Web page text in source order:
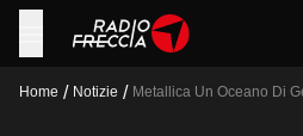
Home / Notizie / Metallica Un Oceano Di